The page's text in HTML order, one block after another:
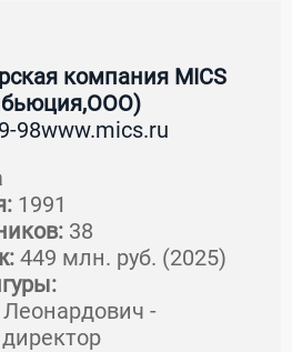
Полковая ул., д. 3,
компания MICS
98www.mics.ru
1991
38
449 млн. руб. (2025)
-